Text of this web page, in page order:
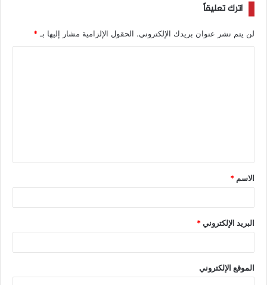
اترك تعليقاً
لن يتم نشر عنوان بريدك الإلكتروني. الحقول الإلزامية مشار إليها بـ *
الاسم *
البريد الإلكتروني*
الموقع الإلكتروني